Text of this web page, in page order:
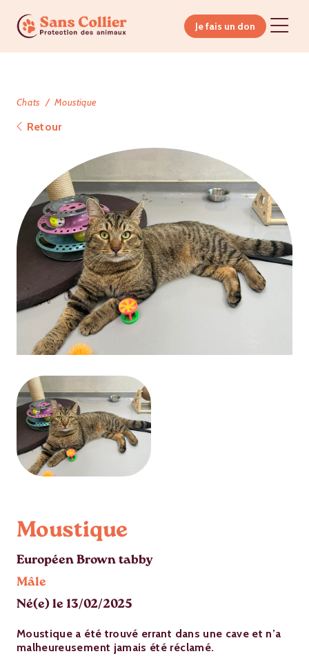
Je fais un don
Chats Moustique
Retour
Moustique
Européen Brown tabby
Mâle
Né(e) le 13/02/2025
Moustique a été trouvé errant dans une cave et n’a
malheureusement jamais été réclamé.